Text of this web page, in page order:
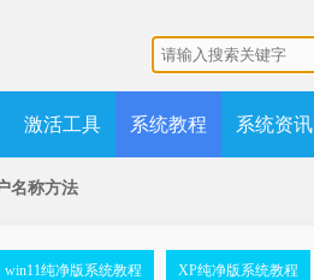
激活工具 系统教程 系统资讯
名称方法
win11纯净版系统教程 XP纯净版系统教程